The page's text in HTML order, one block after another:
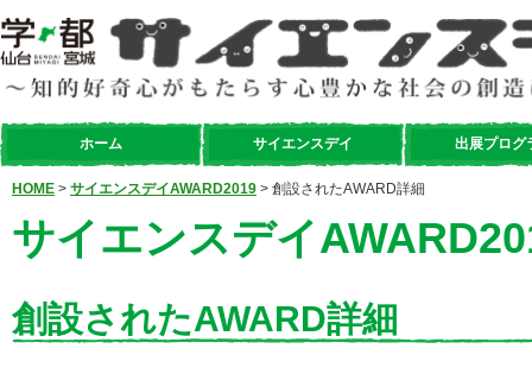
ホーム サイエンスデイ 出展プログ
HOME > サイエンスデイAWARD2019 > 創設されたAWARD詳細
サイエンスデイ
創設されたAWARD詳細